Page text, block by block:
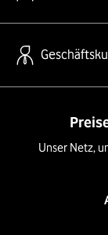
Unser Netz,